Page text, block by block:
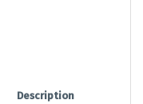
Description